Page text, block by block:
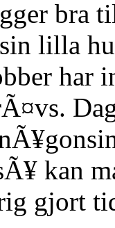
bra
lilla
har
kan
gjort